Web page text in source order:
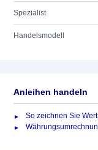
Spezialist
Handelsmodell
Anleihen handeln
So zeichnen Sie